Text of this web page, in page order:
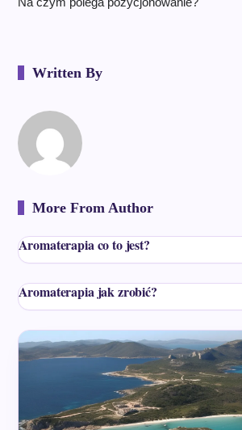
Written By
More From Author
Aromaterapia co to jest?
Aromaterapia jak zrobić?